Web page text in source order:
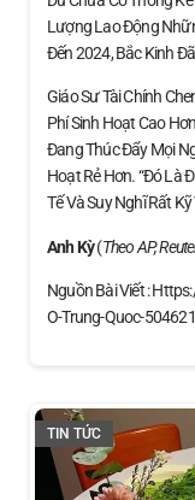
Lượng Lao Động
Đến 2024, Bắc Kinh
Giáo Sư Tài Chính
Phí Sinh Hoạt Cao
Đang Thúc Đẩy Mọi
Hoạt Rẻ Hơn. “Đó Là
Tế Và Suy Nghĩ Rất
Anh Kỳ(Theo AP,
Nguồn Bài Viết :
O-Trung-Quoc-
TIN TỨC